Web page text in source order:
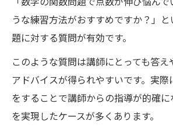
うな練習方法がおすすめですか？」
題に対する質問が有効です。
このような質問は講師にとっても答え
アドバイスが得られやすいです。実際
をすることで講師からの指導が的確
を実現したケースが多くあります。